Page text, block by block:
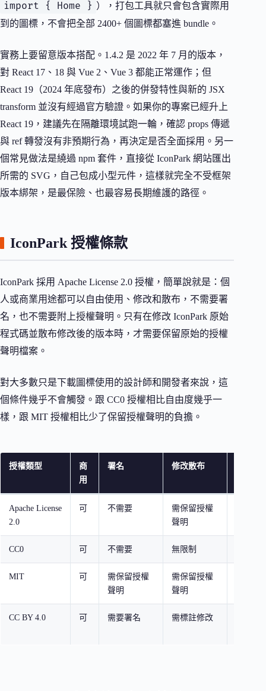
import { Home } ），打包工具就只會包含實際用
到的圖標，不會把全部 2400+ 個圖標都塞進 bundle。
實務上要留意版本搭配。1.4.2 是 2022 年 7 月的版本，
對 React 17、18 與 Vue 2、Vue 3 都能正常運作；但
React 19（2024 年底發布）之後的併發特性與新的 JSX
transform 並沒有經過官方驗證。如果你的專案已經升上
React 19，建議先在隔離環境試跑一輪，確認 props 傳遞
與 ref 轉發沒有非預期行為，再決定是否全面採用。另一
個常見做法是繞過 npm 套件，直接從 IconPark 網站匯出
所需的 SVG，自己包成小型元件，這樣就完全不受框架
版本綁架，是最保險、也最容易長期維護的路徑。
IconPark 授權條款
IconPark 採用 Apache License 2.0 授權，簡單說就是：個
人或商業用途都可以自由使用、修改和散布，不需要署
名，也不需要附上授權聲明。只有在修改 IconPark 原始
程式碼並散布修改後的版本時，才需要保留原始的授權
聲明檔案。
對大多數只是下載圖標使用的設計師和開發者來說，這
個條件幾乎不會觸發。跟 CC0 授權相比自由度幾乎一
樣，跟 MIT 授權相比少了保留授權聲明的負擔。
授權類型
商
用
署名 修改散布
Apache License
2.0
可 不需要
需保留授權
聲明
CC0 可 不需要 無限制
MIT 可
需保留授權
聲明
需保留授權
聲明
CC BY 4.0 可 需要署名 需標註修改